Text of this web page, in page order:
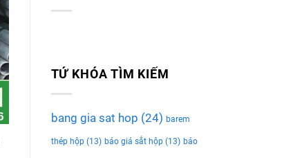
TỨ KHÓA TÌM KIẾM
bang gia sat hop (24) barem
thép hộp(13) báo giá sắt hộp(13) báo